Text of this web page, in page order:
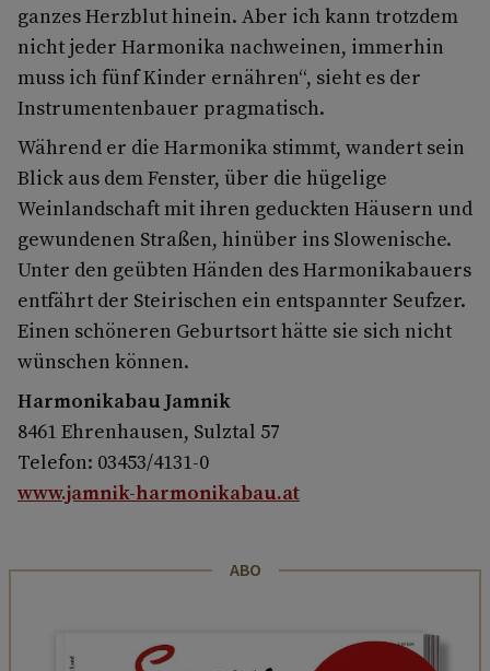
ganzes Herzblut hinein. Aber ich kann trotzdem
nicht jeder Harmonika nachweinen, immerhin
muss ich fünf Kinder ernähren“, sieht es der
Instrumentenbauer pragmatisch.
Während er die Harmonika stimmt, wandert sein
Blick aus dem Fenster, über die hügelige
Weinlandschaft mit ihren geduckten Häusern und
gewundenen Straßen, hinüber ins Slowenische.
Unter den geübten Händen des Harmonikabauers
entfährt der Steirischen ein entspannter Seufzer.
Einen schöneren Geburtsort hätte sie sich nicht
wünschen können.
Harmonikabau Jamnik
8461 Ehrenhausen, Sulztal 57
Telefon: 03453/4131-0
www.jamnik-harmonikabau.at
ABO